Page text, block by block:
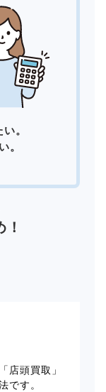
。
。
店頭買取」
です。